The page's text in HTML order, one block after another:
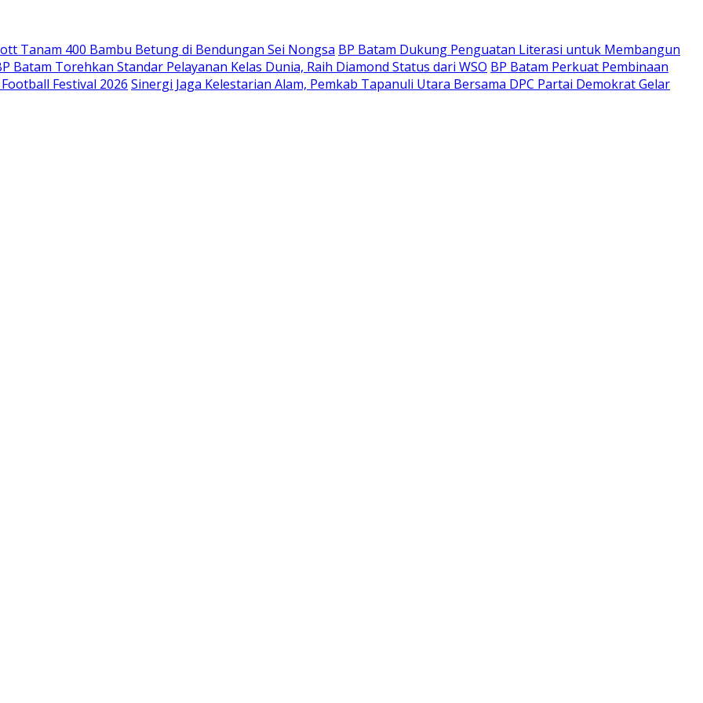
Tanam 400 Bambu Betung di Bendungan Sei Nongsa BP Batam Dukung Penguatan Literasi untuk Membangun
Batam Torehkan Standar Pelayanan Kelas Dunia, Raih Diamond Status dari WSO BP Batam Perkuat Pembinaan
Festival 2026 Sinergi Jaga Kelestarian Alam, Pemkab Tapanuli Utara Bersama DPC Partai Demokrat Gelar